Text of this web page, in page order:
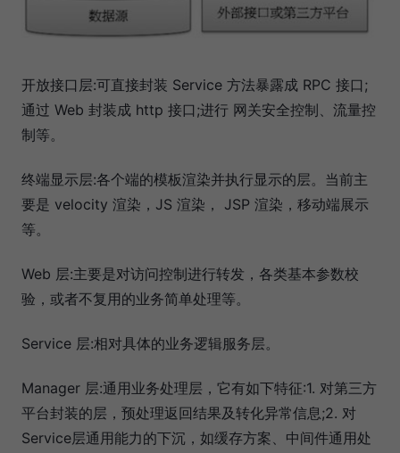
开放接口层:可直接封装 Service 方法暴露成 RPC 接口;
通过 Web 封装成 http 接口;进行 网关安全控制、流量控
制等。
终端显示层:各个端的模板渲染并执行显示的层。当前主
要是 velocity 渲染，JS 渲染， JSP 渲染，移动端展示
等。
Web 层:主要是对访问控制进行转发，各类基本参数校
验，或者不复用的业务简单处理等。
Service 层:相对具体的业务逻辑服务层。
Manager 层:通用业务处理层，它有如下特征:1. 对第三方
平台封装的层，预处理返回结果及转化异常信息;2. 对
Service层通用能力的下沉，如缓存方案、中间件通用处